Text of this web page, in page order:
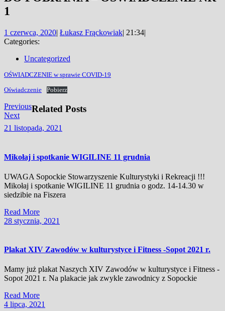
MENU
1
1 czerwca, 20201| Łukasz Frąckowiak| 21:34|
Categories:
Uncategorized
OŚWIADCZENIE w sprawie COVID-19
Oświadczenie Pobierz
Nawigacja
wpisu
PreviousPrevious
post:
NextNext
post:
Related Posts
21 listopada, 2021
Mikołaj i spotkanie WIGILINE 11 grudnia
UWAGA Sopockie Stowarzyszenie Kulturystyki i Rekreacji !!!
Mikołaj i spotkanie WIGILINE 11 grudnia o godz. 14-14.30 w
siedzibie na Fiszera
Read MoreRead
More
28 stycznia, 2021
Plakat XIV Zawodów w kulturystyce i Fitness -Sopot 2021 r.
Mamy już plakat Naszych XIV Zawodów w kulturystyce i Fitness -
Sopot 2021 r. Na plakacie jak zwykle zawodnicy z Sopockie
Read MoreRead
More
4 lipca, 2021